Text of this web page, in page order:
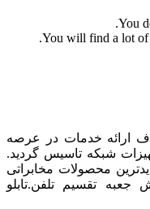
You
You will find a lot of
کو در سال 1379 با هدف ارائه خدمات در عرصه
شبکه تاسیس گردید.
محصولات مخابراتی
تقسیم تلفن.تابلو